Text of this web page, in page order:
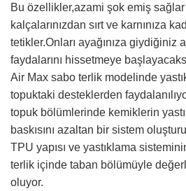
Bu özellikler,azami şok emiş sağlar
kalçalarınızdan sırt ve karnınıza
tetikler.Onları ayağınıza giydiğiniz
faydalarını hissetmeye
Air Max sabo terlik modelinde
topuktaki desteklerden
topuk bölümlerinde kemiklerin
baskısını azaltan bir sistem
TPU yapısı ve yastıklama
terlik içinde taban bölümüyle
oluyor.